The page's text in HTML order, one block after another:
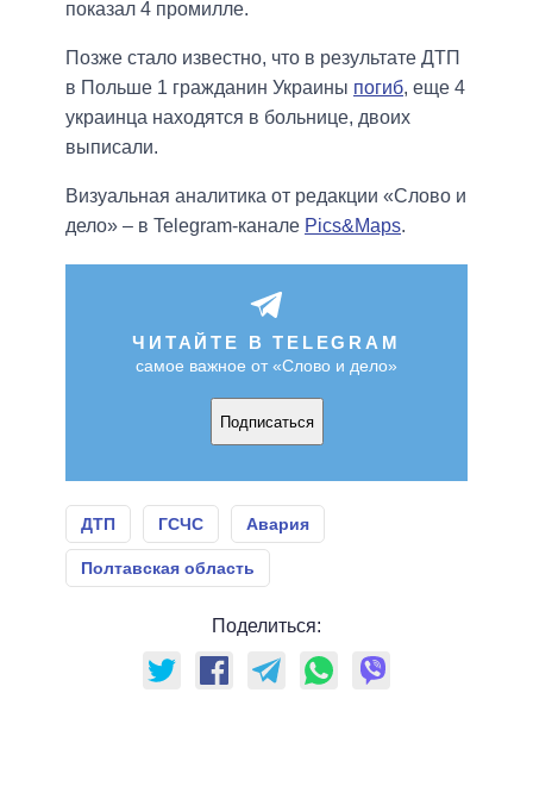
показал 4 промилле.
Позже стало известно, что в результате ДТП
в Польше 1 гражданин Украины погиб, еще 4
украинца находятся в больнице, двоих
выписали.
Визуальная аналитика от редакции «Слово и
дело» – в Telegram-канале Pics&Maps.
ЧИТАЙТЕ В TELEGRAM
самое важное от «Слово и дело»
Подписаться
ДТП ГСЧС Авария
Полтавская область
Поделиться: